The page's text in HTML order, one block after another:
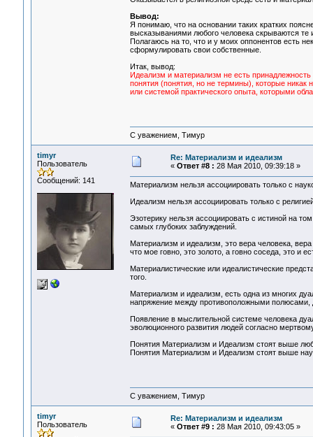
Вывод:
Я понимаю, что на основании таких кратких
высказываниями любого человека скрываются те
Полагаюсь на то, что и у моих оппонентов есть
сформулировать свои собственные.
Итак, вывод:
Идеализм и материализм не есть
понятия (понятия, но не термины), которые никак
или системой практического опыта, которыми
С уважением, Тимур
timyr
Пользователь
Сообщений: 141
Re: Материализм и идеализм
« Ответ #8 : 28 Мая 2010, 09:39:18 »
Материализм нельзя ассоциировать только с
Идеализм нельзя ассоциировать только с
Эзотерику нельзя ассоциировать с истиной на
самых глубоких заблуждений.
Материализм и идеализм, это вера человека,
что мое говно, это золото, а говно соседа, это и
Материалистические или идеалистические
того.
Материализм и идеализм, есть одна из многих
напряжение между противоположными полюсами,
Появление в мыслительной системе человека
эволюционного развития людей согласно
Понятия Материализм и Идеализм стоят выше
Понятия Материализм и Идеализм стоят выше
С уважением, Тимур
timyr
Пользователь
Re: Материализм и идеализм
« Ответ #9 : 28 Мая 2010, 09:43:05 »